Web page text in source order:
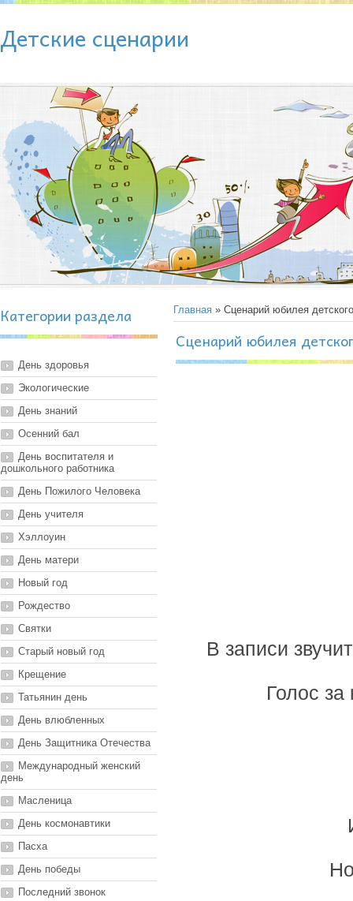
Детские сценарии
Категории раздела
День здоровья
Экологические
День знаний
Осенний бал
День воспитателя и
дошкольного работника
День Пожилого Человека
День учителя
Хэллоуин
День матери
Новый год
Рождество
Святки
Старый новый год
Крещение
Татьянин день
День влюбленных
День Защитника Отечества
Международный женский
день
Масленица
День космонавтики
Пасха
День победы
Последний звонок
Главная » Сценарий юбилея
Сценарий юбилея
В записи
Голос